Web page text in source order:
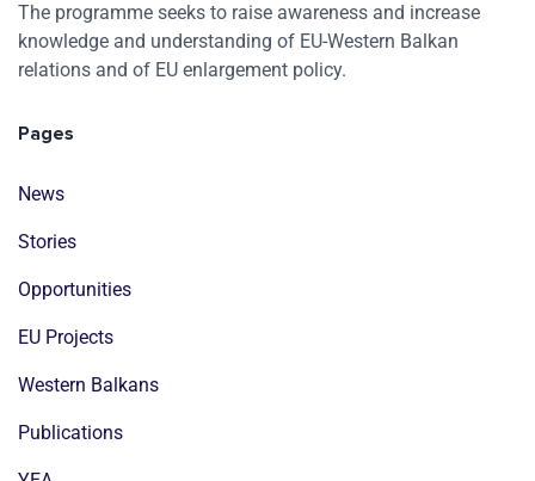
The programme seeks to raise awareness and increase
knowledge and understanding of EU-Western Balkan
relations and of EU enlargement policy.
Pages
News
Stories
Opportunities
EU Projects
Western Balkans
Publications